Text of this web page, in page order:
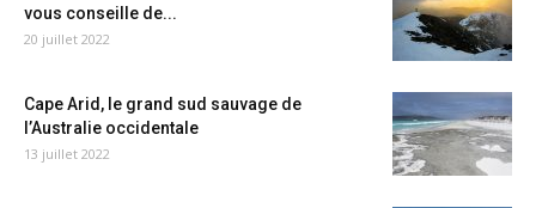
vous conseille de...
20 juillet 2022
Cape Arid, le grand sud sauvage de
l’Australie occidentale
13 juillet 2022